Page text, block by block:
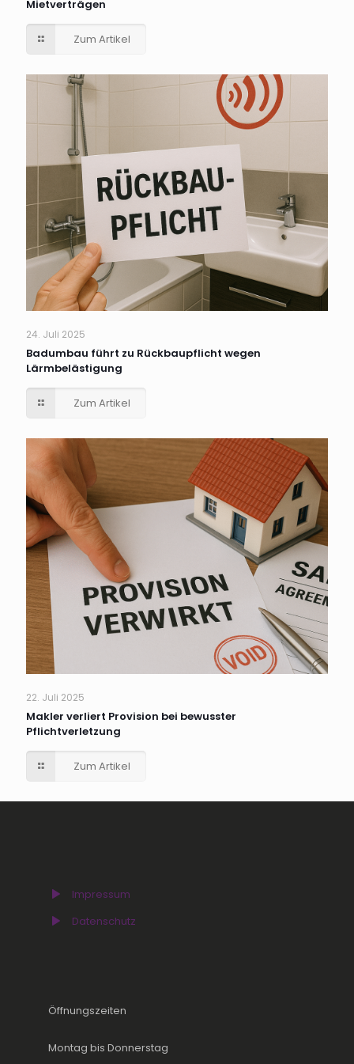
Mietverträgen
Zum Artikel
24. Juli 2025
Badumbau führt zu Rückbaupflicht wegen
Lärmbelästigung
Zum Artikel
22. Juli 2025
Makler verliert Provision bei bewusster
Pflichtverletzung
Zum Artikel
Impressum
Datenschutz
Öffnungszeiten
Montag bis Donnerstag